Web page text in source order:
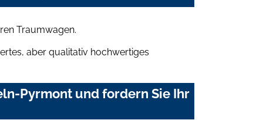
Traumwagen.
aber qualitativ hochwertiges
Pyrmont und fordern Sie Ihr